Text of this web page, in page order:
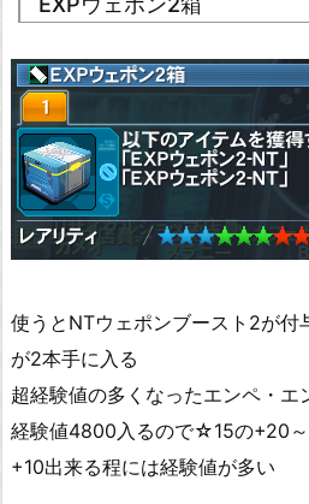
使うとNTウェポンブースト2が付
が2本手に入る
超経験値の多くなったエンペ・エ
経験値4800入るので☆15の+20
+10出来る程には経験値が多い